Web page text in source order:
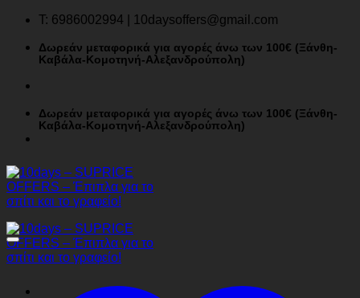
Μετάβαση
περιεχόμενο
T: 6986002994 | 10daysoffers@gmail.com
Δωρεάν μεταφορικά για αγορές άνω των 100€ (Ξάνθη-
Καβάλα-Κομοτηνή-Αλεξανδρούπολη)
Δωρεάν μεταφορικά για αγορές άνω των 100€ (Ξάνθη-
Καβάλα-Κομοτηνή-Αλεξανδρούπολη)